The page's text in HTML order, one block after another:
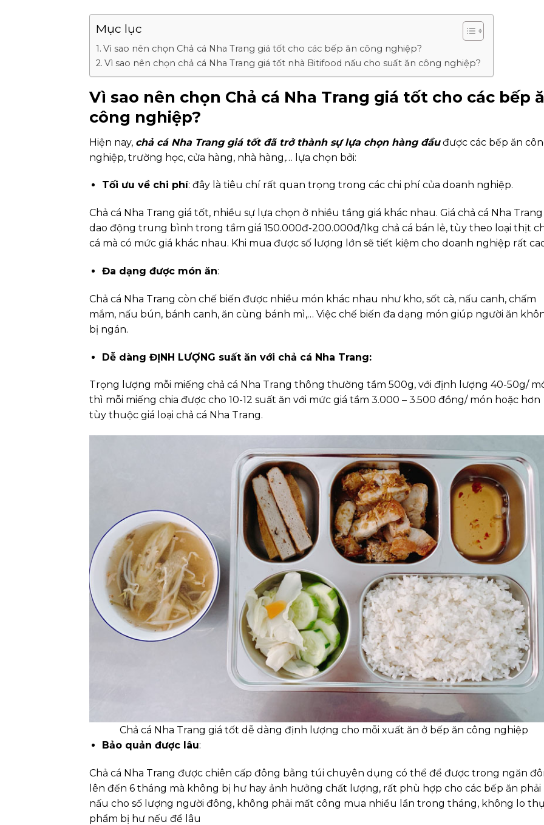
Mục lục
Vì sao nên chọn Chả cá Nha Trang giá tốt cho các bếp ăn công nghiệp?
Vì sao nên chọn chả cá Nha Trang giá tốt nhà Bitifood nấu cho suất ăn công nghiệp?
Vì sao nên chọn Chả cá Nha Trang giá tốt cho các bếp
công nghiệp?
Hiện nay, chả cá Nha Trang giá tốt đã trở thành sự lựa chọn hàng đầuđược các bếp ăn
nghiệp, trường học, cửa hàng, nhà hàng,… lựa chọn bởi:
Tối ưu về chi phí: đây là tiêu chí rất quan trọng trong các chi phí của doanh nghiệp.
Chả cá Nha Trang giá tốt, nhiều sự lựa chọn ở nhiều tầng giá khác nhau. Giá chả cá Nha Trang
dao động trung bình trong tầm giá 150.000đ-200.000đ/1kg chả cá bán lẻ, tùy theo loại thịt
cá mà có mức giá khác nhau. Khi mua được số lượng lớn sẽ tiết kiệm cho doanh nghiệp rất
Đa dạng được món ăn:
Chả cá Nha Trang còn chế biến được nhiều món khác nhau như kho, sốt cà, nấu canh, chấm
mắm, nấu bún, bánh canh, ăn cùng bánh mì,… Việc chế biến đa dạng món giúp người ăn
bị ngán.
Dễ dàng ĐỊNH LƯỢNG suất ăn với chả cá Nha Trang:
Trọng lượng mỗi miếng chả cá Nha Trang thông thường tầm 500g, với định lượng 40-50g/
thì mỗi miếng chia được cho 10-12 suất ăn với mức giá tầm 3.000 – 3.500 đồng/ món hoặc hơn
tùy thuộc giá loại chả cá Nha Trang.
Chả cá Nha Trang giá tốt dễ dàng định lượng cho mỗi xuất ăn ở bếp ăn công nghiệp
Bảo quản được lâu:
Chả cá Nha Trang được chiên cấp đông bằng túi chuyên dụng có thể để được trong ngăn
lên đến 6 tháng mà không bị hư hay ảnh hưởng chất lượng, rất phù hợp cho các bếp ăn phải
nấu cho số lượng người đông, không phải mất công mua nhiều lần trong tháng, không lo
phẩm bị hư nếu để lâu